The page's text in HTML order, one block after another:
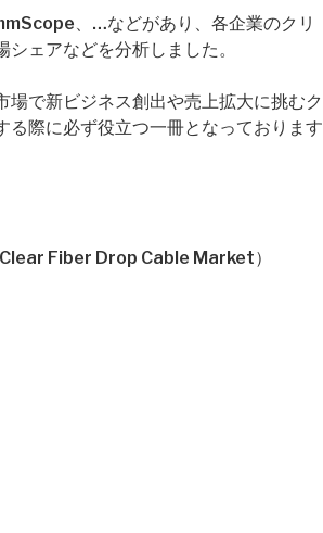
、…などがあり、各企業のクリ
ェアなどを分析しました。
で新ビジネス創出や売上拡大に挑むク
際に必ず役立つ一冊となっております
Fiber Drop Cable Market）